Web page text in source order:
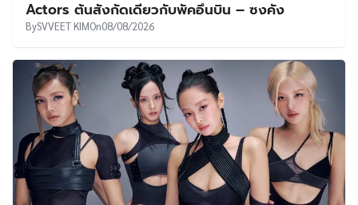
Actors ต้นสังกัดเดียวกับพัคอึนบิน – ซงคัง
BySVVEET KIMOn08/08/2026